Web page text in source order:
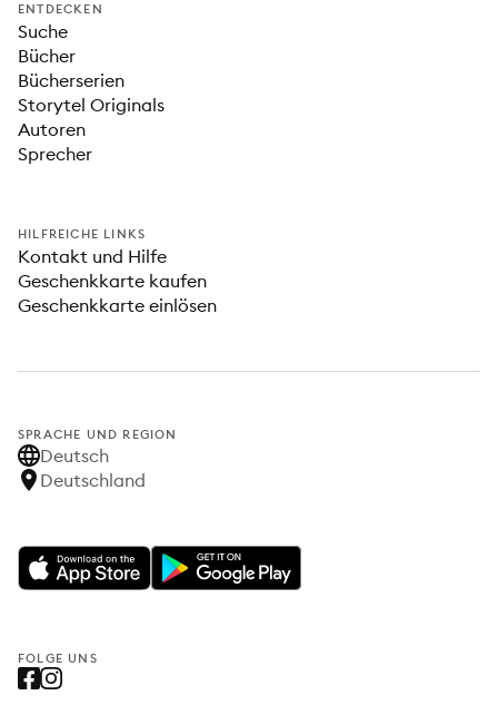
ENTDECKEN
Suche
Bücher
Bücherserien
Storytel Originals
Autoren
Sprecher
HILFREICHE LINKS
Kontakt und Hilfe
Geschenkkarte kaufen
Geschenkkarte einlösen
SPRACHE UND REGION
Deutsch
Deutschland
FOLGE UNS